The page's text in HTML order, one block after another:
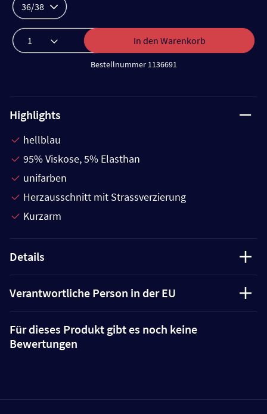
36/38
In den Warenkorb
Bestellnummer 1136691
Highlights
hellblau
95% Viskose, 5% Elasthan
unifarben
Herzausschnitt mit Strassverzierung
Kurzarm
Details
Verantwortliche Person in der EU
Für dieses Produkt gibt es noch keine
Bewertungen